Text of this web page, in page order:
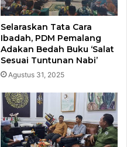
​Selaraskan Tata Cara
Ibadah, PDM Pemalang
Adakan Bedah Buku ‘Salat
Sesuai Tuntunan Nabi’​
Agustus 31, 2025